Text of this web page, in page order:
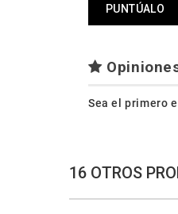
PUNTÚALO
Sea el primero
16 OTROS